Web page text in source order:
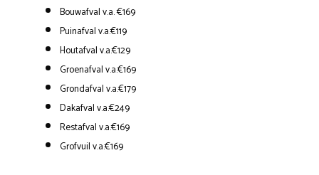
Bouwafval v.a. €169
Puinafval v.a.€119
Houtafval v.a.€129
Groenafval v.a.€169
Grondafval v.a.€179
Dakafval v.a.€249
Restafval v.a.€169
Grofvuil v.a.€169